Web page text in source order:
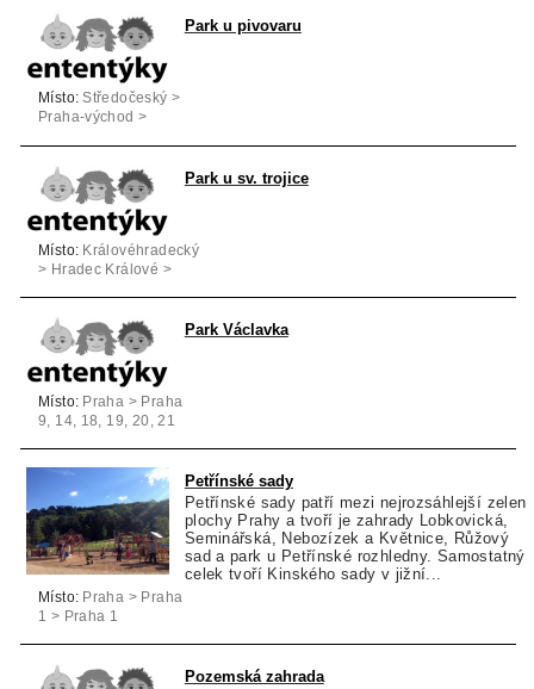
Park u pivovaru
Místo: Středočeský >
Praha-východ >
Park u sv. trojice
Místo: Královéhradecký
> Hradec Králové >
Park Václavka
Místo: Praha > Praha
9, 14, 18, 19, 20, 21
Petřínské sady
Petřínské sady patří mezi nejrozsáhlejší zelené
plochy Prahy a tvoří je zahrady Lobkovická,
Seminářská, Nebozízek a Květnice, Růžový
sad a park u Petřínské rozhledny. Samostatný
celek tvoří Kinského sady v jižní...
Místo: Praha > Praha
1 > Praha 1
Pozemská zahrada